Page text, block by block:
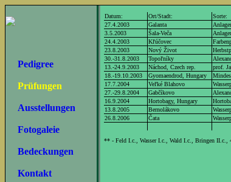
Pedigree
Prüfungen
Ausstellungen
Fotogaleie
Bedeckungen
Kontakt
Datum: Ort/Stadt: Sorte:
27.4.2003
Galanta
3.5.2003
Šala-Veča
24.4.2003
Kľúčovec
23.8.2003
Nový Život
30.-31.8.2003
Topoľníky
13.-24.9.2003
Náchod, Czech rep. prof.
18.-19.10.2003
Gyomaendrod, Hungary
17.7.2004
Veľké Blahovo
27.-29.8.2004
Gabčíkovo
16.9.2004
Hortobagy, Hungary
13.8.2005
Bernolákovo
26.8.2006
Čata
** - Feld I.c., Wasser I.c., Wald I.c., Bringen II.c.,